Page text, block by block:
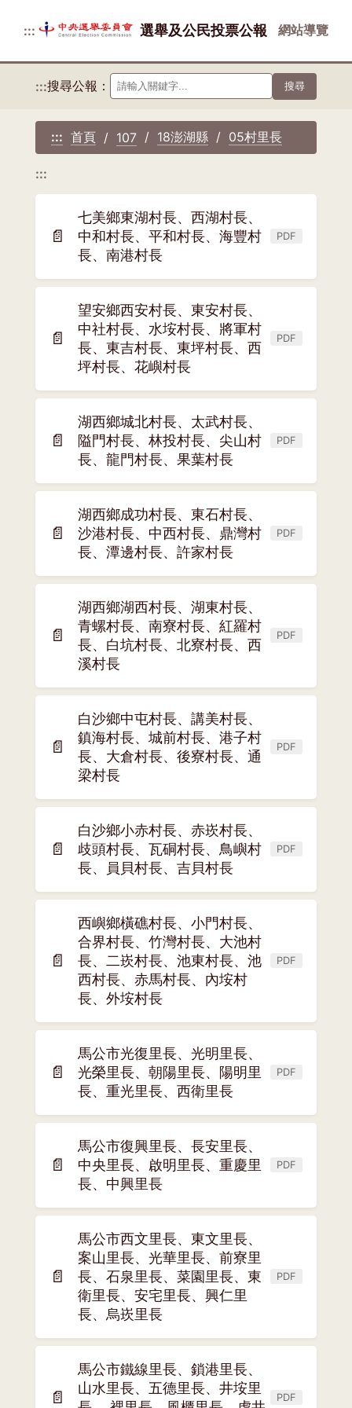
::: 選舉及公民投票公報 網站導覽
:::搜尋公報： 搜尋
::: 首頁 107 18澎湖縣 05村里長
:::
📄
七美鄉東湖村長、西湖村長、
中和村長、平和村長、海豐村
長、南港村長
PDF
(另
新
📄
望安鄉西安村長、東安村長、
中社村長、水垵村長、將軍村
長、東吉村長、東坪村長、西
坪村長、花嶼村長
PDF
(另
視
📄
湖西鄉城北村長、太武村長、
隘門村長、林投村長、尖山村
長、龍門村長、果葉村長
PDF
(另
新
窗)
📄
湖西鄉成功村長、東石村長、
沙港村長、中西村長、鼎灣村
長、潭邊村長、許家村長
PDF
(另
新
📄
湖西鄉湖西村長、湖東村長、
青螺村長、南寮村長、紅羅村
長、白坑村長、北寮村長、西
溪村長
PDF
(另
視
📄
白沙鄉中屯村長、講美村長、
鎮海村長、城前村長、港子村
長、大倉村長、後寮村長、通
梁村長
PDF
(另
視
📄
白沙鄉小赤村長、赤崁村長、
歧頭村長、瓦硐村長、鳥嶼村
長、員貝村長、吉貝村長
PDF
(另
新
📄
西嶼鄉橫礁村長、小門村長、
合界村長、竹灣村長、大池村
長、二崁村長、池東村長、池
西村長、赤馬村長、內垵村
長、外垵村長
PDF
(另
視
📄
馬公市光復里長、光明里長、
光榮里長、朝陽里長、陽明里
長、重光里長、西衛里長
PDF
(另
新
窗)
📄
馬公市復興里長、長安里長、
中央里長、啟明里長、重慶里
長、中興里長
PDF
(另
新
📄
馬公市西文里長、東文里長、
案山里長、光華里長、前寮里
長、石泉里長、菜園里長、東
衛里長、安宅里長、興仁里
長、烏崁里長
PDF
(另
視
📄
馬公市鐵線里長、鎖港里長、
山水里長、五德里長、井垵里
PDF